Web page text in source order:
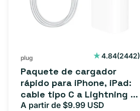
iPad:
a
Lightning
(1
m)
plug 4.84(2442)
2442
Paquete de cargador
rápido para iPhone, iPad:
cable tipo C a Lightning (1
m) + adaptador tipo C
Precio
A partir de $9.99 USD